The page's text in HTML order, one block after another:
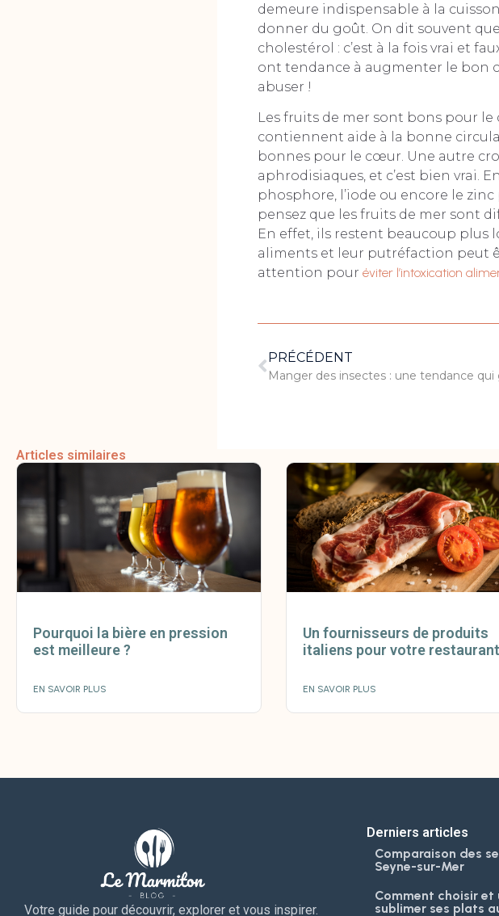
demeure indispensable à la
donner du goût. On dit souvent
cholestérol : c’est à la fois vrai et
ont tendance à augmenter le bon
abuser !
Les fruits de mer sont bons pour le
contiennent aide à la bonne
bonnes pour le cœur. Une autre
aphrodisiaques, et c’est bien vrai.
phosphore, l’iode ou encore le
pensez que les fruits de mer sont
En effet, ils restent beaucoup plus
aliments et leur putréfaction peut
attention pour éviter l’intoxication
PRÉCÉDENT
Articles similaires
Pourquoi la bière en pression
est meilleure ?
EN SAVOIR PLUS
Un fournisseurs de produits
italiens pour votre restaurant
EN SAVOIR PLUS
Votre guide pour découvrir, explorer et vous inspirer.
Derniers articles
Comparaison des
Seyne-sur-Mer
Comment choisir et
sublimer ses plats